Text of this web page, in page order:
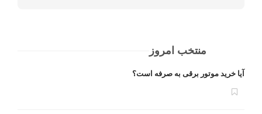
منتخب امروز
آیا خرید موتور برقی به صرفه است؟